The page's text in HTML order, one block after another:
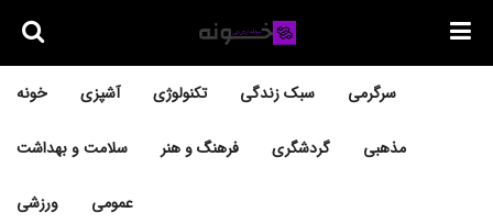
خونه آشپزی تکنولوژی سبک زندگی سرگرمی
سلامت و بهداشت فرهنگ و هنر گردشگری مذهبی
ورزشی عمومی